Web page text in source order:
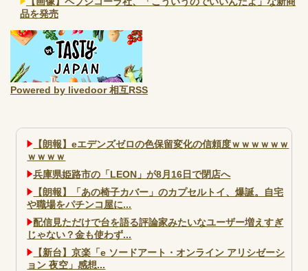
品を発売
Powered by livedoor 相互RSS
【朗報】eエデンズゼロの色保留変化の信頼度ｗｗｗｗｗｗ
ｗｗｗｗ
兵庫県姫路市の「LEON」が8月16日で閉店へ
【朗報】「あの椅子カバー」のカプセルトイ、爆誕。自宅
や職場をパチンコ屋に...
配信見ただけで台を語る評論家みたいなユーザー増えすぎ
じゃない？金も使わず...
【新台】京楽「e ソードアート・オンライン アリシゼーシ
ョン 夜空」感想...